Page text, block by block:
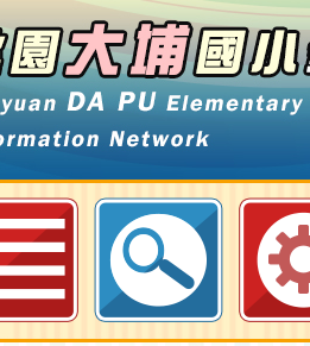
埔國小全球資訊網